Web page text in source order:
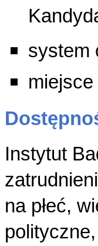
system
Instytut
na płeć,